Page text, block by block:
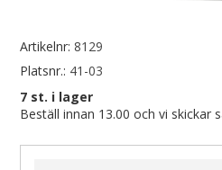
Artikelnr: 8129
Platsnr.: 41-03
7 st. i lager
Beställ innan 13.00 och vi skickar